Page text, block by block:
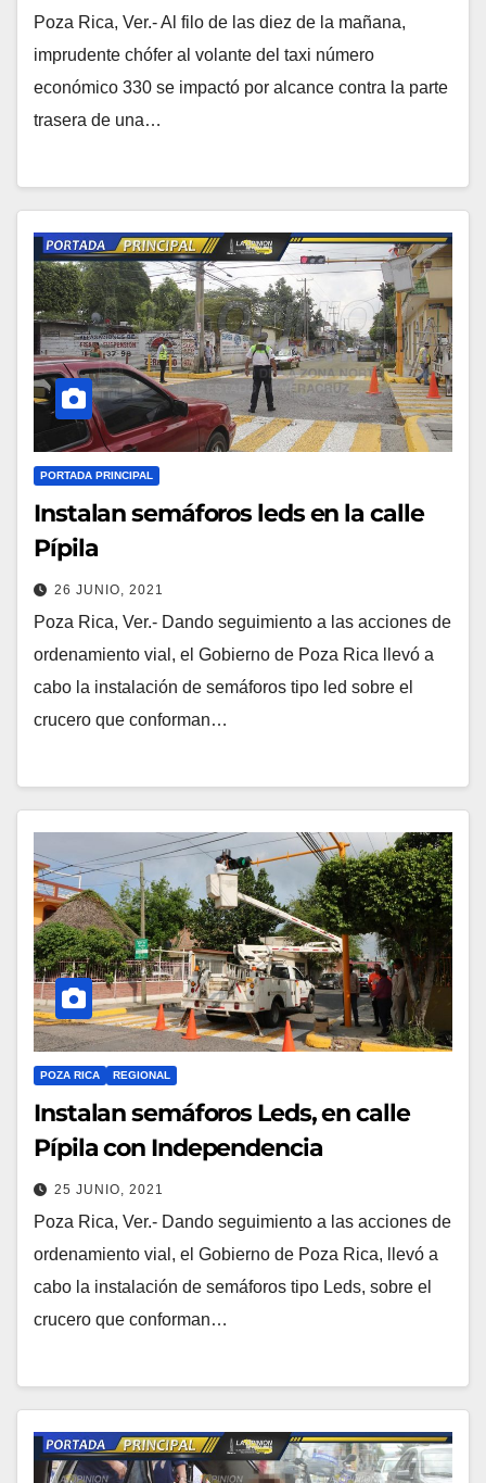
Poza Rica, Ver.- Al filo de las diez de la mañana,
imprudente chófer al volante del taxi número
económico 330 se impactó por alcance contra la parte
trasera de una…
PORTADA PRINCIPAL
Instalan semáforos leds en la calle
Pípila
26 JUNIO, 2021
Poza Rica, Ver.- Dando seguimiento a las acciones de
ordenamiento vial, el Gobierno de Poza Rica llevó a
cabo la instalación de semáforos tipo led sobre el
crucero que conforman…
POZA RICA REGIONAL
Instalan semáforos Leds, en calle
Pípila con Independencia
25 JUNIO, 2021
Poza Rica, Ver.- Dando seguimiento a las acciones de
ordenamiento vial, el Gobierno de Poza Rica, llevó a
cabo la instalación de semáforos tipo Leds, sobre el
crucero que conforman…